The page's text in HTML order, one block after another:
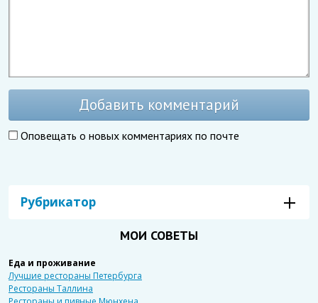
Добавить комментарий
Оповещать о новых комментариях по почте
Рубрикатор
МОИ СОВЕТЫ
Еда и проживание
Лучшие рестораны Петербурга
Рестораны Таллина